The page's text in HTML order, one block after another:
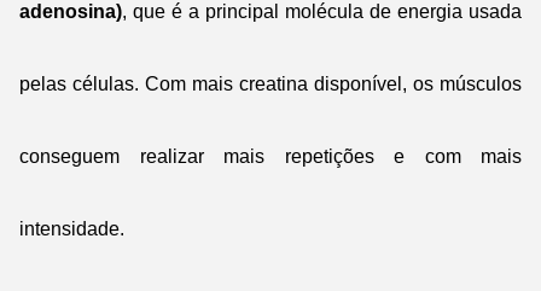
adenosina), que é a principal molécula de energia usada
pelas células. Com mais creatina disponível, os músculos
conseguem realizar mais repetições e com mais
intensidade.